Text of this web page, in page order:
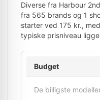
Diverse fra Harbour
fra 565 brands og 1
starter ved 175 kr.,
typiske prisniveau
Budget
De billigste